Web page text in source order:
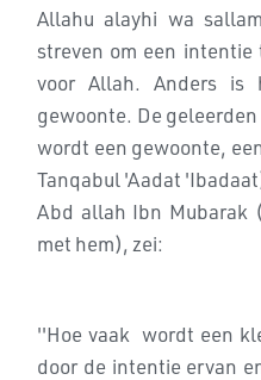
Allahu alayhi wa
streven om een
voor Allah. Anders is
gewoonte. De
wordt een gewoonte,
Tanqabul 'Aadat
Abd allah Ibn Mubarak
met hem), zei:
''Hoe vaak wordt een
door de intentie ervan